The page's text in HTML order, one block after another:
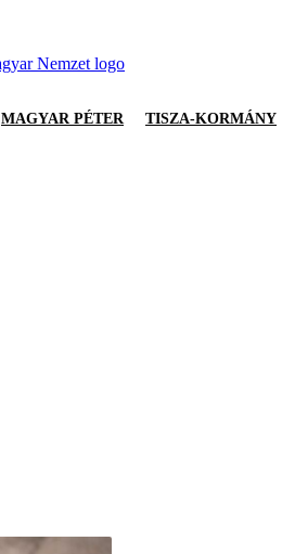
MAGYAR PÉTER TISZA-KORMÁNY